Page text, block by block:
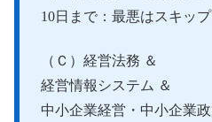
10日まで：最悪はスキップ
（Ｃ）経営法務 ＆
経営情報システム ＆
中小企業経営・中小企